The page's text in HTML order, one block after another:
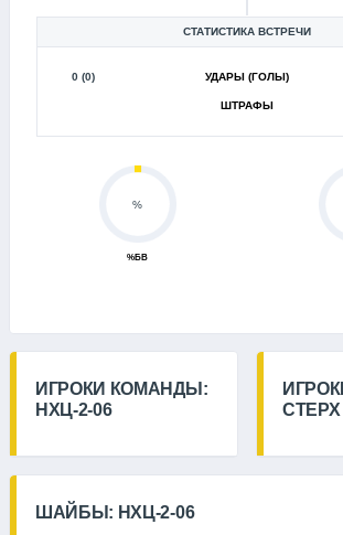
СТАТИСТИКА ВСТРЕЧИ
0 (0) УДАРЫ (ГОЛЫ)
ШТРАФЫ
%
%БВ
ИГРОКИ КОМАНДЫ:
НХЦ-2-06
СТЕРХ
ШАЙБЫ: НХЦ-2-06